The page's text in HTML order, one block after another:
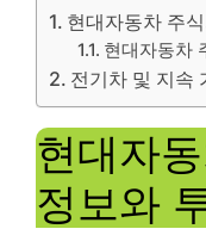
현대자동차 주
현대자동차
전기차 및 지속
현대자
정보와